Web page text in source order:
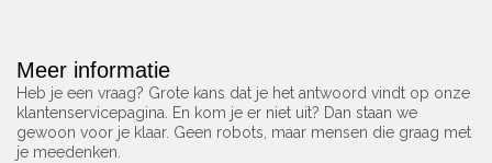
Meer informatie
Heb je een vraag? Grote kans dat je het antwoord vindt op onze
klantenservicepagina. En kom je er niet uit? Dan staan we
gewoon voor je klaar. Geen robots, maar mensen die graag met
je meedenken.